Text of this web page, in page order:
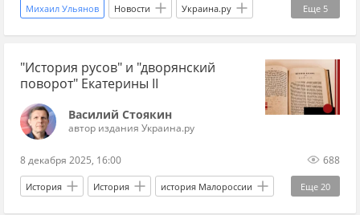
замороженные активы дети
ВСУ крах ВСУ коррупция
Минобороны РФ
Еще 5
Михаил Ульянов Новости Украина.ру
Россия МИД РФ Нидерланды
Украина военная помощь Украине
"История русов" и "дворянский
поворот" Екатерины II
Василий Стоякин
автор издания Украина.ру
8 декабря 2025, 16:00 688
Еще 20
История История история Малороссии